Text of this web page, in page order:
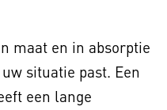
maat en in absorptie
situatie past. Een
een lange